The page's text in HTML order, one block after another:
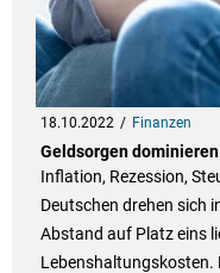
18.10.2022 Finanzen
Geldsorgen
Inflation, Rezession,
Deutschen drehen sich
Abstand auf Platz eins
Lebenshaltungskosten.